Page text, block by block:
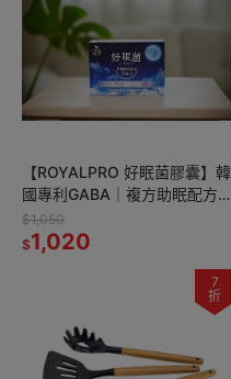
【ROYALPRO 好眠菌膠囊】韓
國專利GABA｜複方助眠配方｜
醫師團隊研發｜睡得好沒煩惱
$1,050
$1,020
7
折